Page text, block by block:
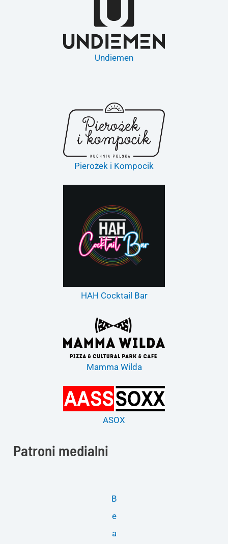
Undiemen
Pierożek i Kompocik
HAH Cocktail Bar
Mamma Wilda
ASOX
Patroni medialni
B
e
a